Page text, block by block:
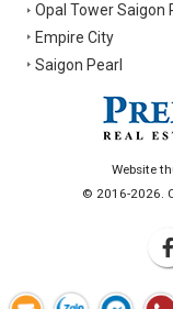
Opal Tower Saigon
Empire City
Saigon Pearl
Website
© 2016-2026.